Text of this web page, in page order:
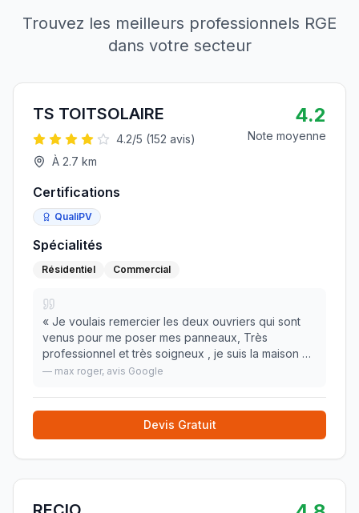
Trouvez les meilleurs professionnels RGE
dans votre secteur
TS TOITSOLAIRE
4.2/5 (152 avis)
À 2.7 km
4.2
Note moyenne
Certifications
QualiPV
Spécialités
Résidentiel Commercial
« Je voulais remercier les deux ouvriers qui sont
venus pour me poser mes panneaux, Très
professionnel et très soigneux , je suis la maison de
foville dans le département 57, je leurs souhaite
— max roger, avis Google
Devis Gratuit